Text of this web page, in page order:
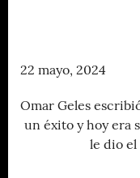
22 mayo, 2024
Omar Geles
un éxito y hoy era
le dio